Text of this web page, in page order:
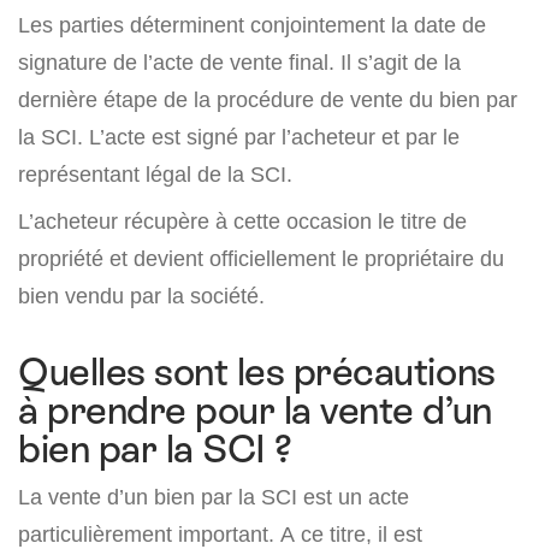
Les parties déterminent conjointement la date de
signature de l’acte de vente final. Il s’agit de la
dernière étape de la procédure de vente du bien par
la SCI. L’acte est signé par l’acheteur et par le
représentant légal de la SCI.
L’acheteur récupère à cette occasion le titre de
propriété et devient officiellement le propriétaire du
bien vendu par la société.
Quelles sont les précautions
à prendre pour la vente d’un
bien par la SCI ?
La vente d’un bien par la SCI est un acte
particulièrement important. A ce titre, il est